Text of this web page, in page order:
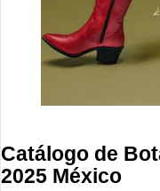
Catálogo de
2025 México